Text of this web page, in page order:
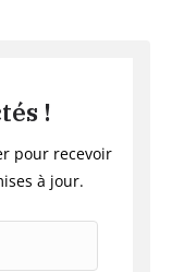
!
pour recevoir
à jour.